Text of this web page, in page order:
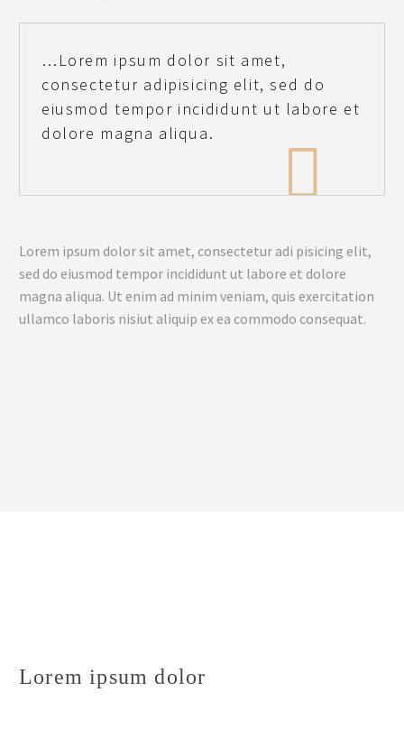
…Lorem ipsum dolor sit amet,
consectetur adipisicing elit, sed do
eiusmod tempor incididunt ut labore et
dolore magna aliqua.

Lorem ipsum dolor sit amet, consectetur adi pisicing elit,
sed do eiusmod tempor incididunt ut labore et dolore
magna aliqua. Ut enim ad minim veniam, quis exercitation
ullamco laboris nisiut aliquip ex ea commodo consequat.
Lorem ipsum dolor